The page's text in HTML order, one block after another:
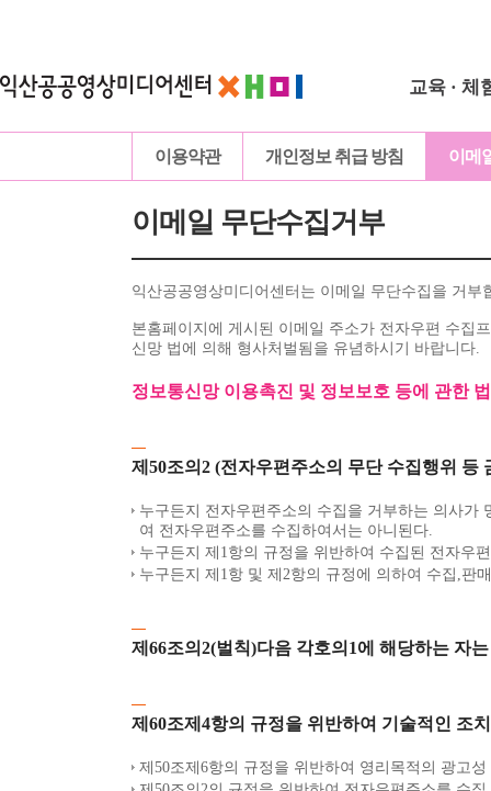
교육 · 체
이용약관 개인정보 취급 방침 이메
이메일 무단수집거부
익산공공영상미디어센터는 이메일 무단수집을 거부
본홈페이지에 게시된 이메일 주소가 전자우편 수집
신망 법에 의해 형사처벌됨을 유념하시기 바랍니다.
정보통신망 이용촉진 및 정보보호 등에 관한
제50조의2 (전자우편주소의 무단 수집행위 등
누구든지 전자우편주소의 수집을 거부하는 의사가
여 전자우편주소를 수집하여서는 아니된다.
누구든지 제1항의 규정을 위반하여 수집된 전자우
누구든지 제1항 및 제2항의 규정에 의하여 수집,판
제66조의2(벌칙)다음 각호의1에 해당하는 자
제60조제4항의 규정을 위반하여 기술적인 조
제50조제6항의 규정을 위반하여 영리목적의 광고